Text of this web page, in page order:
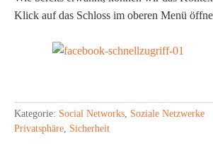
Klick auf das Schloss im oberen Menü
Kategorie: Social Networks, Soziale Netzwerke
Privatsphäre, Sicherheit